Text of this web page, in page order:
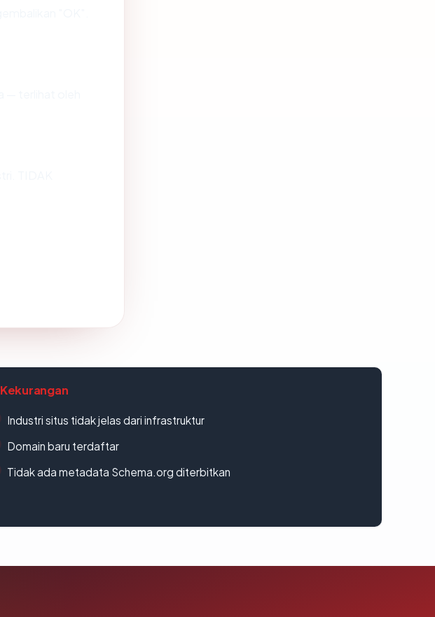
Kekurangan
Industri situs tidak jelas dari infrastruktur
Domain baru terdaftar
Tidak ada metadata Schema.org diterbitkan